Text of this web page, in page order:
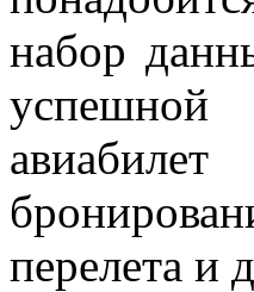
набор
успешной
перелета и